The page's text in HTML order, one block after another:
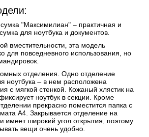
"Максимилиан" – практичная и
для ноутбука и документов.
вместительности, эта модель
для повседневного использования, но
отделения. Одно отделение
ноутбука – в нем расположена
с мягкой стенкой. Кожаный хлястик на
ноутбук в секции. Кроме
прекрасно поместится папка с
А4. Закрывается отделение на
широкий угол открытия, поэтому
вещи очень удобно.